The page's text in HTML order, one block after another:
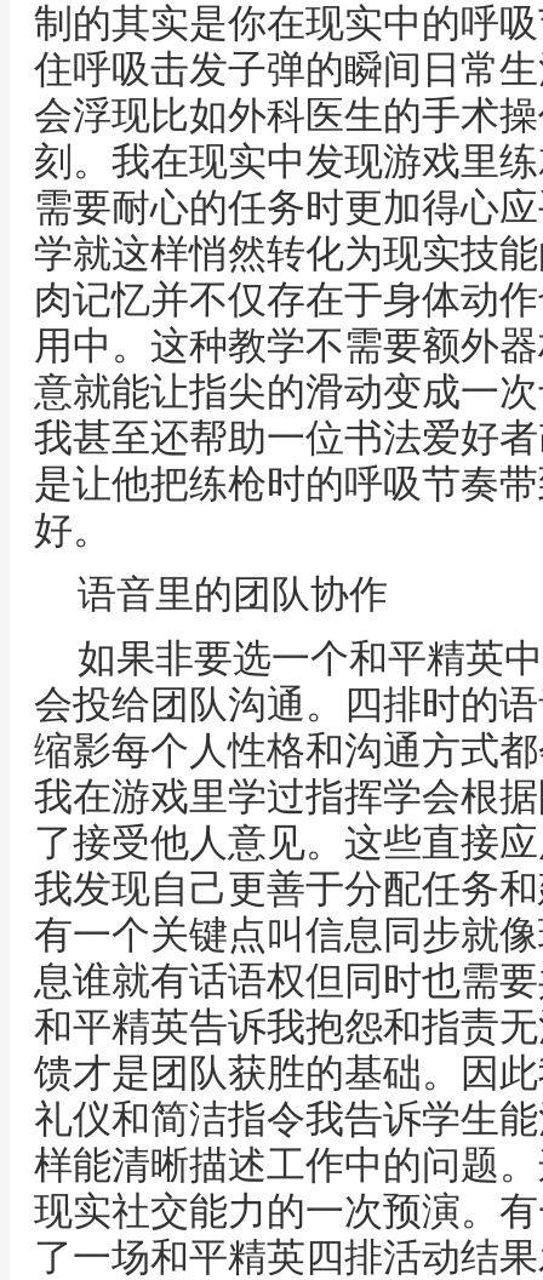
制的其实是你在现实中的呼
住呼吸击发子弹的瞬间日常
会浮现比如外科医生的手术
刻。我在现实中发现游戏里
需要耐心的任务时更加得心
学就这样悄然转化为现实技
肉记忆并不仅存在于身体动
用中。这种教学不需要额外
意就能让指尖的滑动变成一
我甚至还帮助一位书法爱好
是让他把练枪时的呼吸节奏
好。
语音里的团队协作
如果非要选一个和平精英
会投给团队沟通。四排时的
缩影每个人性格和沟通方式
我在游戏里学过指挥学会根
了接受他人意见。这些直接
我发现自己更善于分配任务
有一个关键点叫信息同步就
息谁就有话语权但同时也需
和平精英告诉我抱怨和指责
馈才是团队获胜的基础。因
礼仪和简洁指令我告诉学生
样能清晰描述工作中的问题
现实社交能力的一次预演。
了一场和平精英四排活动结